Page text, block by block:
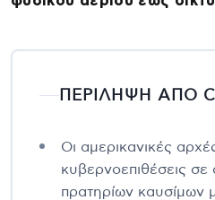
ΠΕΡΙΛΗΨΗ ΑΠΟ
Οι αμερικανικές
κυβερνοεπιθέσεις σε
πρατηρίων καυσίμων